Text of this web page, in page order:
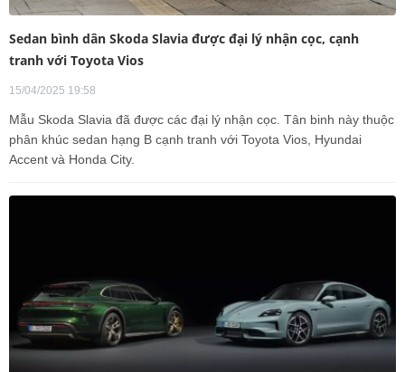
Sedan bình dân Skoda Slavia được đại lý nhận cọc, cạnh
tranh với Toyota Vios
15/04/2025 19:58
Mẫu Skoda Slavia đã được các đại lý nhận cọc. Tân binh này thuộc
phân khúc sedan hạng B cạnh tranh với Toyota Vios, Hyundai
Accent và Honda City.